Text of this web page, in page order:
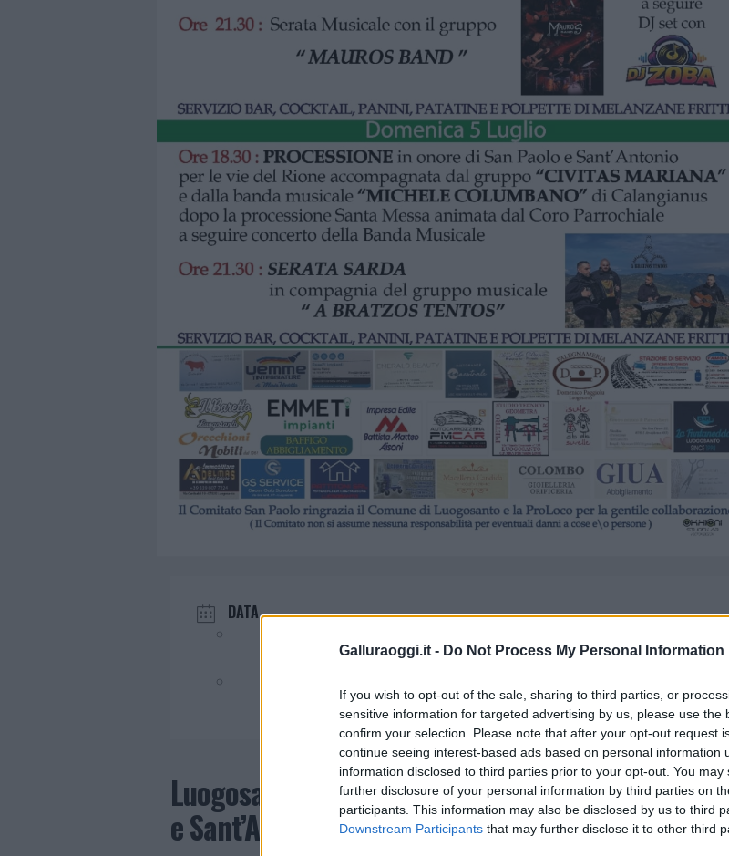
Galluraoggi.it - Do Not Process My Personal Information
If you wish to opt-out of the sale, sharing to third parties, or
sensitive information for targeted advertising by us, please use the
confirm your selection. Please note that after your opt-out request
continue seeing interest-based ads based on personal information
information disclosed to third parties prior to your opt-out. You
further disclosure of your personal information by third parties on
participants. This information may also be disclosed by us to third
Downstream Participants that may further disclose it to other third
DATA
Luogosanto prepara la Festa rionale di San Paolo
e Sant’Antonio